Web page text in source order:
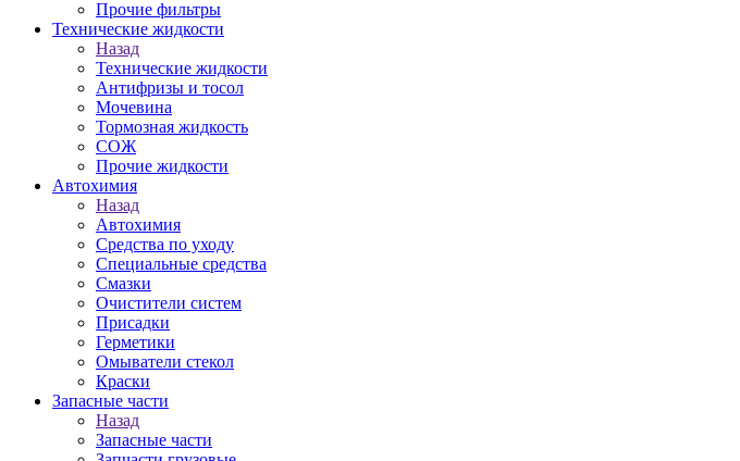
Прочие фильтры
Технические жидкости
Назад
Технические жидкости
Антифризы и тосол
Мочевина
Тормозная жидкость
СОЖ
Прочие жидкости
Автохимия
Назад
Автохимия
Средства по уходу
Специальные средства
Смазки
Очистители систем
Присадки
Герметики
Омыватели стекол
Краски
Запасные части
Назад
Запасные части